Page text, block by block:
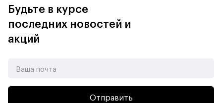
Будьте в курсе
последних новостей и
акций
Отправить